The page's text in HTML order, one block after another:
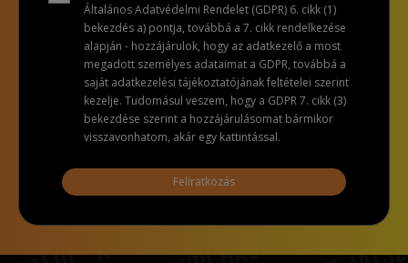
Általános Adatvédelmi Rendelet (GDPR) 6. cikk (1)
bekezdés a) pontja, továbbá a 7. cikk rendelkezése
alapján - hozzájárulok, hogy az adatkezelő a most
megadott személyes adataimat a GDPR, továbbá a
saját adatkezelési tájékoztatójának feltételei szerint
kezelje. Tudomásul veszem, hogy a GDPR 7. cikk (3)
bekezdése szerint a hozzájárulásomat bármikor
visszavonhatom, akár egy kattintással.
Feliratkozás